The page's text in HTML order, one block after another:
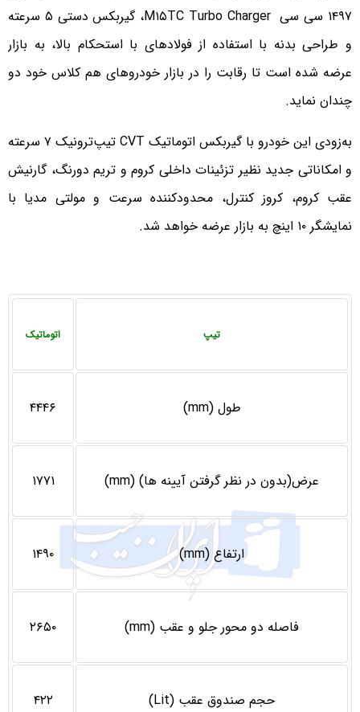
۱۴۹۷ سی سی M۱۵TC Turbo Charger، گیربكس دستی ۵ سرعته
و طراحی بدنه با استفاده از فولادهای با استحكام بالا، به بازار
عرضه شده است تا رقابت را در بازار خودروهای هم كلاس خود دو
چندان نماید.
به‌زودی این خودرو با گیربکس اتوماتیک CVT تیپ‌ترونیک ۷ سرعته
و امکاناتی جدید نظیر تزئينات داخلی كروم و تريم دورنگ، گارنيش
عقب كروم، کروز کنترل، محدودکننده سرعت و مولتی مدیا با
نمایشگر ۱۰ اینچ به بازار عرضه خواهد شد.
تیپ اتوماتیک
طول (mm) ۴۴۴۶
عرض(بدون در نظر گرفتن آيينه ها) (mm) ۱۷۷۱
ارتفاع (mm) ۱۴۹۰
فاصله دو محور جلو و عقب (mm) ۲۶۵۰
حجم صندوق عقب (Lit) ۴۲۲